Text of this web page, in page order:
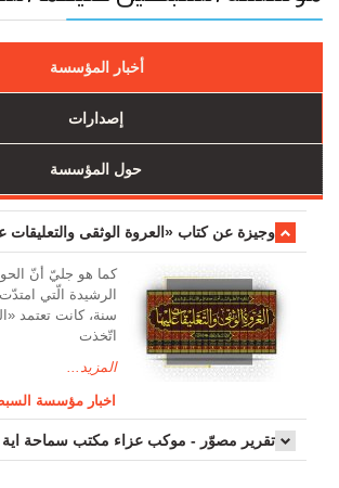
أخبار المؤسسة
إصدارات
حول المؤسسة
وجیزة عن کتاب «العروة الوثقی والتعلیقات
کما هو جليّ أنّ
الرشیدة الّتي
سنة، كانت تعتمد
اتّخذت
المزيد...
اخبار مؤسسة